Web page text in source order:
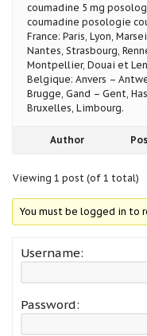
coumadine 5 mg
coumadine posologie
France: Paris, Lyon,
Nantes, Strasbourg,
Montpellier, Douai et
Belgique: Anvers –
Brugge, Gand – Gent,
Bruxelles, Limbourg.
Author
Viewing 1 post (of 1 total)
You must be logged in to
Username:
Password: